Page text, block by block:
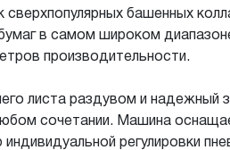
сверхпопулярных башенных
в самом широком
производительности.
листа раздувом и надежный
сочетании. Машина
регулировки